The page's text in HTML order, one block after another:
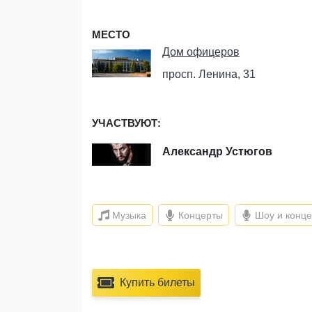
МЕСТО
Дом офицеров
просп. Ленина, 31
УЧАСТВУЮТ:
Александр Устюгов
Музыка Концерты Шоу и
Купить билеты